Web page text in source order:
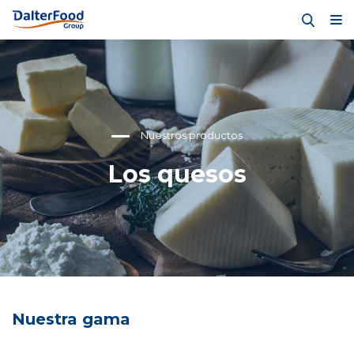
Los quesos
Nuestros productos
Nuestra gama